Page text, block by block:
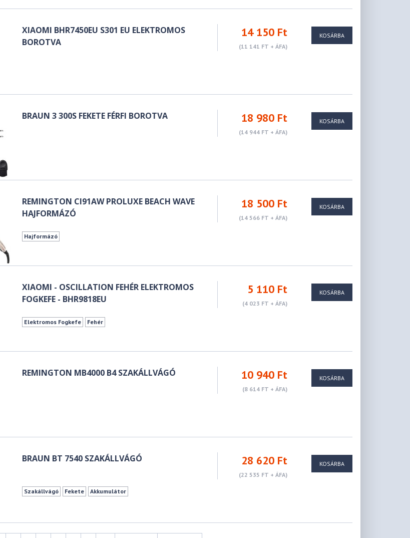
XIAOMI BHR7450EU S301 EU ELEKTROMOS
BOROTVA
14 150 Ft
(11 141 FT + ÁFA)
KOSÁRBA
BRAUN 3 300S FEKETE FÉRFI BOROTVA 18 980 Ft
(14 944 FT + ÁFA)
KOSÁRBA
REMINGTON CI91AW PROLUXE BEACH WAVE
HAJFORMÁZÓ
18 500 Ft
(14 566 FT + ÁFA)
Hajformázó
KOSÁRBA
XIAOMI - OSCILLATION FEHÉR ELEKTROMOS
FOGKEFE - BHR9818EU
5 110 Ft
(4 023 FT + ÁFA)
Elektromos Fogkefe Fehér
KOSÁRBA
REMINGTON MB4000 B4 SZAKÁLLVÁGÓ 10 940 Ft
(8 614 FT + ÁFA)
KOSÁRBA
BRAUN BT 7540 SZAKÁLLVÁGÓ 28 620 Ft
(22 535 FT + ÁFA)
Szakállvágó Fekete Akkumulátor
KOSÁRBA